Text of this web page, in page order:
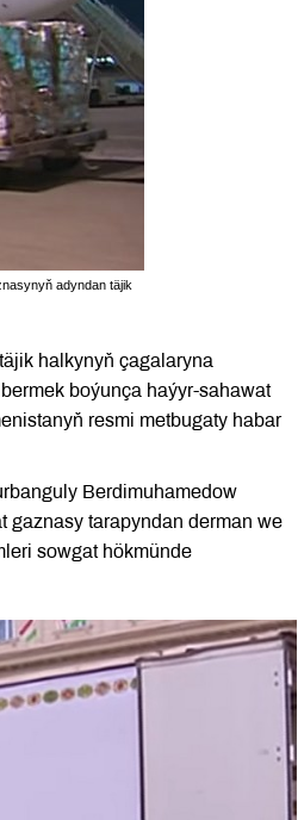
adyndan täjik
halkynyň çagalaryna
boýunça haýyr-sahawat
resmi metbugaty habar
Berdimuhamedow
gaznasy tarapyndan derman we
sowgat hökmünde